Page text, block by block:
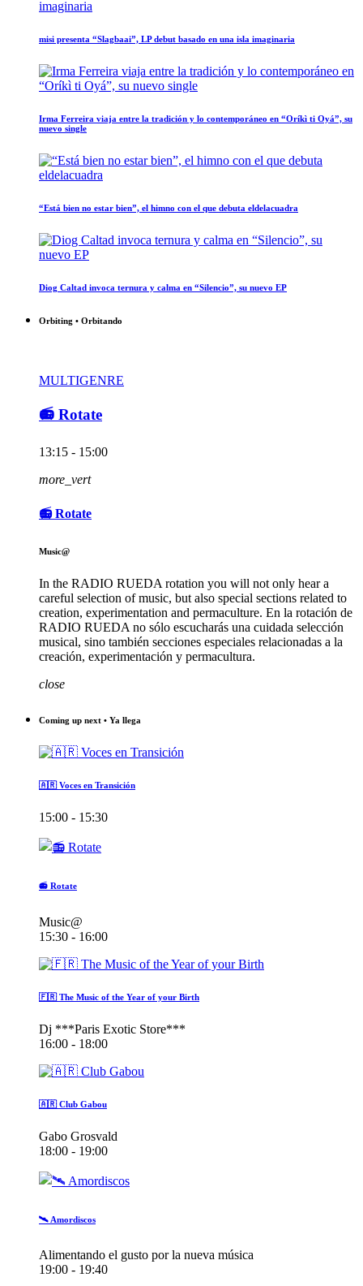
misi presenta “Slagbaai”, LP debut basado en una isla imaginaria
Irma Ferreira viaja entre la tradición y lo contemporáneo en “Oríkì ti Oyá”, su
nuevo single
“Está bien no estar bien”, el himno con el que debuta eldelacuadra
Diog Caltad invoca ternura y calma en “Silencio”, su nuevo EP
Orbiting • Orbitando
MULTIGENRE
📻 Rotate
13:15 - 15:00
more_vert
📻 Rotate
Music@
In the RADIO RUEDA rotation you will not only hear a
careful selection of music, but also special sections related to
creation, experimentation and permaculture. En la rotación de
RADIO RUEDA no sólo escucharás una cuidada selección
musical, sino también secciones especiales relacionadas a la
creación, experimentación y permacultura.
close
Coming up next • Ya llega
🇦🇷 Voces en Transición
15:00 - 15:30
📻 Rotate
Music@
15:30 - 16:00
🇫🇷 The Music of the Year of your Birth
Dj ***Paris Exotic Store***
16:00 - 18:00
🇦🇷 Club Gabou
Gabo Grosvald
18:00 - 19:00
🛰️ Amordiscos
Alimentando el gusto por la nueva música
19:00 - 19:40